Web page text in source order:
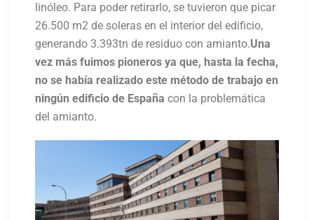
linóleo. Para poder retirarlo, se tuvieron que picar
26.500 m2 de soleras en el interior del edificio,
generando 3.393tn de residuo con amianto.Una
vez más fuimos pioneros ya que, hasta la fecha,
no se había realizado este método de trabajo en
ningún edificio de España con la problemática
del amianto.